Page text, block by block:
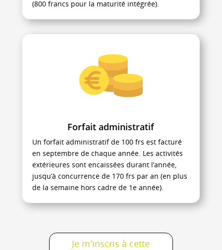
(800 francs pour la maturité intégrée).
Forfait administratif
Un forfait administratif de 100 frs est facturé
en septembre de chaque année. Les activités
extérieures sont encaissées durant l’année,
jusqu’à concurrence de 170 frs par an (en plus
de la semaine hors cadre de 1e année).
Je m'inscris à cette